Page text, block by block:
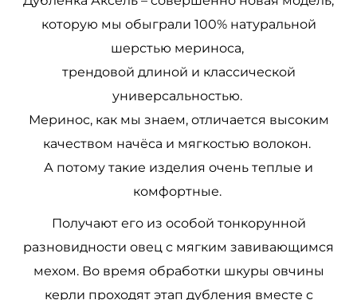
которую мы обыграли 100% натуральной
шерстью мериноса,
трендовой длиной и классической
универсальностью.
Меринос, как мы знаем, отличается высоким
качеством начёса и мягкостью волокон.
А потому такие изделия очень теплые и
комфортные.
Получают его из особой тонкорунной
разновидности овец с мягким завивающимся
мехом. Во время обработки шкуры овчины
керли проходят этап дубления вместе с